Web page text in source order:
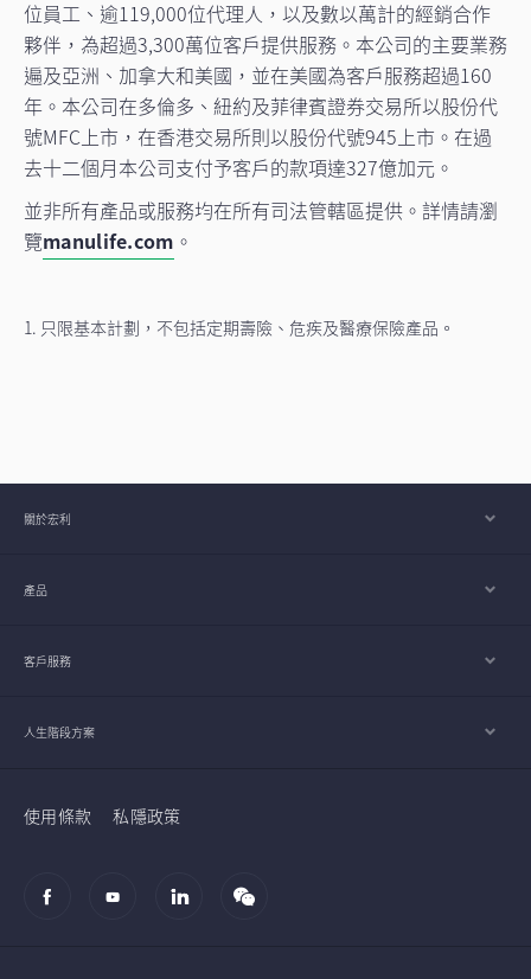
位員工、逾119,000位代理人，以及數以萬計的經銷合作
夥伴，為超過3,300萬位客戶提供服務。本公司的主要業務
遍及亞洲、加拿大和美國，並在美國為客戶服務超過160
年。本公司在多倫多、紐約及菲律賓證券交易所以股份代
號MFC上市，在香港交易所則以股份代號945上市。在過
去十二個月本公司支付予客戶的款項達327億加元。
並非所有產品或服務均在所有司法管轄區提供。詳情請瀏
覽manulife.com 。
1. 只限基本計劃，不包括定期壽險、危疾及醫療保險產品。
關於宏利
產品
客戶服務
人生階段方案
使用條款 私隱政策